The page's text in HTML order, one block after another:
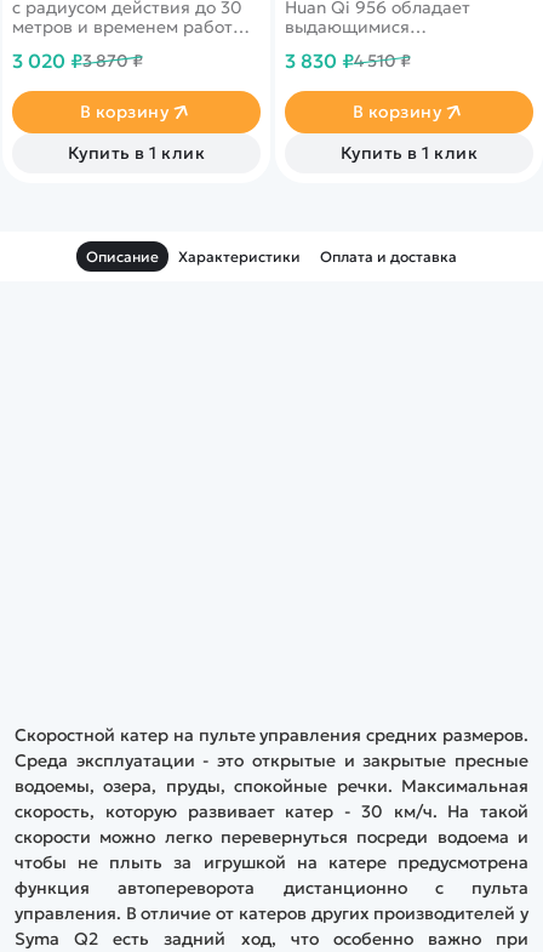
с радиусом действия до 30
метров и временем работы
выполнена в красном цвете.
3 020 ₽3 870 ₽
В корзину
Купить в 1 клик
Huan Qi 956 обладает
выдающимися
характеристиками –
может разгоняться до 20км/
ч.
3 830 ₽4 510 ₽
В корзину
Купить в 1 клик
Описание Характеристики Оплата и доставка
Скоростной катер на пульте управления средних размеров.
Среда эксплуатации - это открытые и закрытые пресные
водоемы, озера, пруды, спокойные речки. Максимальная
скорость, которую развивает катер - 30 км/ч. На такой
скорости можно легко перевернуться посреди водоема и
чтобы не плыть за игрушкой на катере предусмотрена
функция автопереворота дистанционно с пульта
управления. В отличие от катеров других производителей у
Syma Q2 есть задний ход, что особенно важно при